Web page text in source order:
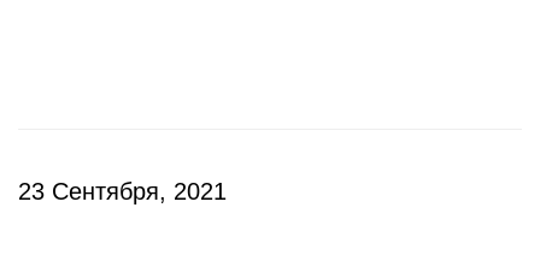
23 Сентября, 2021